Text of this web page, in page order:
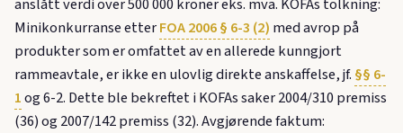
anslått verdi over 500 000 kroner eks. mva. KOFAs tolkning:
Minikonkurranse etterFOA 2006 § 6-3 (2) med avrop på
produkter som er omfattet av en allerede kunngjort
rammeavtale, er ikke en ulovlig direkte anskaffelse, jf. §§ 6-
1og 6-2. Dette ble bekreftet i KOFAs saker 2004/310 premiss
(36) og 2007/142 premiss (32). Avgjørende faktum: